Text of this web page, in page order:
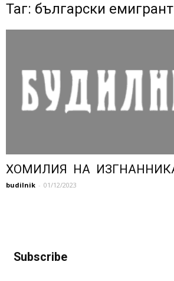
Таг: български емигрант
ХОМИЛИЯ НА
budilnik - 01/12/2023
Subscribe